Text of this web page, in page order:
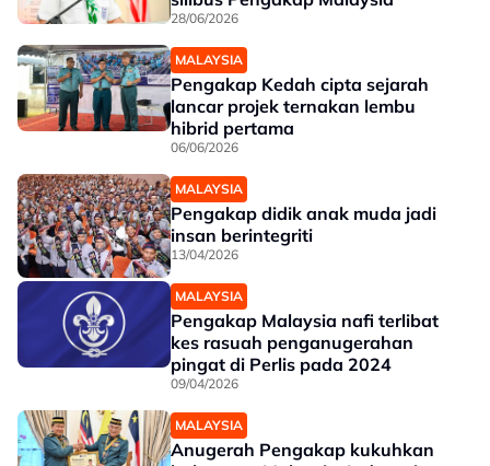
28/06/2026
MALAYSIA
Pengakap Kedah cipta sejarah
lancar projek ternakan lembu
hibrid pertama
06/06/2026
MALAYSIA
Pengakap didik anak muda jadi
insan berintegriti
13/04/2026
MALAYSIA
Pengakap Malaysia nafi terlibat
kes rasuah penganugerahan
pingat di Perlis pada 2024
09/04/2026
MALAYSIA
Anugerah Pengakap kukuhkan